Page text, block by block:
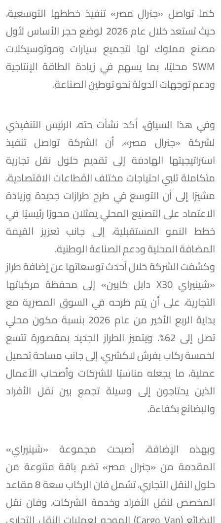
كما تواصل «جنرال مصر» تنفيذ خططها التوسعية،
حيث تستعد خلال عام 2026 لوضع حجر الأساس لأول
مصنع مملوك لها لتجميع سيارات وموتوسيكلات
SWM محليًا، بما يسهم في زيادة الطاقة الإنتاجية
ودعم توجهات الدولة نحو توطين الصناعة.
وفي هذا السياق، أكد نشأت حته، الرئيس التنفيذي
لشركة «جنرال مصر»، أن الشركة تواصل تنفيذ
استراتيجيتها الهادفة إلى تقديم حلول نقل تجارية
متكاملة تلبي احتياجات مختلف القطاعات الاقتصادية،
مشيرًا إلى أن التوسع في طرح طرازات جديدة وزيادة
الاعتماد على التصنيع المحلي يمثلان محورًا رئيسيًا في
خطط النمو المستقبلية، إلى جانب تعزيز القيمة
المضافة المحلية ودعم الصناعة الوطنية.
وكشفت الشركة خلال أحدث توسعاتها عن إضافة طراز
«شينيراي X30 دابل كابين» إلى محفظة مركباتها
التجارية، على أن يتم طرحه في السوق المصرية مع
بداية الربع الأخير من عام 2026 بنسبة مكون محلي
تصل إلى 62%. ويتميز الطراز الجديد بمقصورة تتسع
لخمسة ركاب بفرش لاكشري، إلى جانب مساحة تحميل
عملية، ما يجعله مناسبًا للشركات وأصحاب الأعمال
الذين يحتاجون إلى وسيلة تجمع بين نقل الأفراد
والبضائع بكفاءة.
وبهذه الإضافة، أصبحت مجموعة «شينيراي»
المقدمة من «جنرال مصر» تضم باقة متنوعة من
حلول النقل التجاري، تشمل فان الركاب سعة 8 مقاعد
المخصص لنقل الأفراد وخدمة الشركات، وفان نقل